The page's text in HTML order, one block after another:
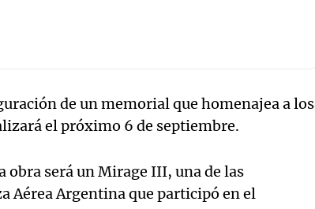
de un memorial que homenajea a los
el próximo 6 de septiembre.
obra será un Mirage III, una de las
Aérea Argentina que participó en el